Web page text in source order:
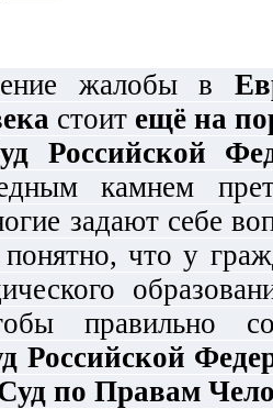
жалобы в
стоит ещё на
Российской
камнем
задают себе
что у
правильно
Российской
по Правам